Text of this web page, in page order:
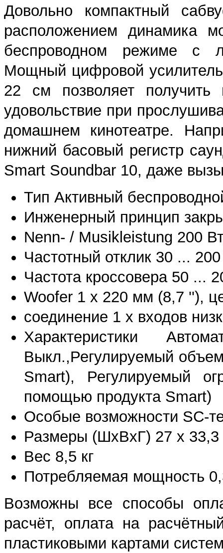
Довольно компактный
расположением динамика
беспроводном режиме с
Мощный цифровой
22 см позволяет получить
удовольствие при
домашнем кинотеатре.
нижний басовый регистр
Smart Soundbar 10, даже
Тип Активный
Инженерный принцип
Nenn- / Musikleistung 200
Частотный отклик 30 ...
Частота кроссовера 50 ...
Woofer 1 х 220 мм (8,7 ''),
соединение 1 х входов
Характеристики
Выкл.,Регулируемый
Smart), Регулируемый
помощью продукта Smart)
Особые возможности SC-
Размеры (ШхВхГ) 27 x 33,3
Вес 8,5 кг
Потребляемая мощность
Возможны все способы
расчёт, оплата на
пластиковыми картами